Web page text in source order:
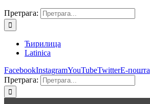
Претрага:
Ћирилица
Latinica
FacebookInstagramYouTubeTwitterЕ-пошта
Претрага: